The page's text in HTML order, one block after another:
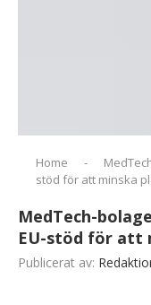
Home -
stöd för att minska
MedTech-
EU-stöd för att
Publicerat av: